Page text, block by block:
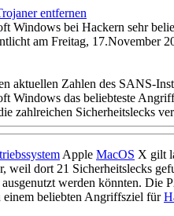
entfernen
Windows bei Hackern sehr
am Freitag, 17.November
aktuellen Zahlen des SANS-
Windows das beliebteste
zahlreichen Sicherheitslecks
Apple MacOS X gilt
weil dort 21 Sicherheitslecks
werden könnten. Die
einem beliebten Angriffsziel für